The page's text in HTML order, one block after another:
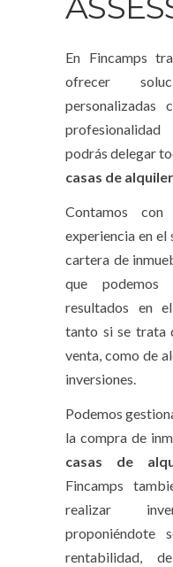
En Fincamps
ofrecer
podrás delegar
casas de
Contamos
experiencia en el
cartera de
que podemos
resultados en
tanto si se trata
venta, como de
inversiones.
Podemos
la compra de
casas de
Fincamps
realizar
proponiéndote
rentabilidad,